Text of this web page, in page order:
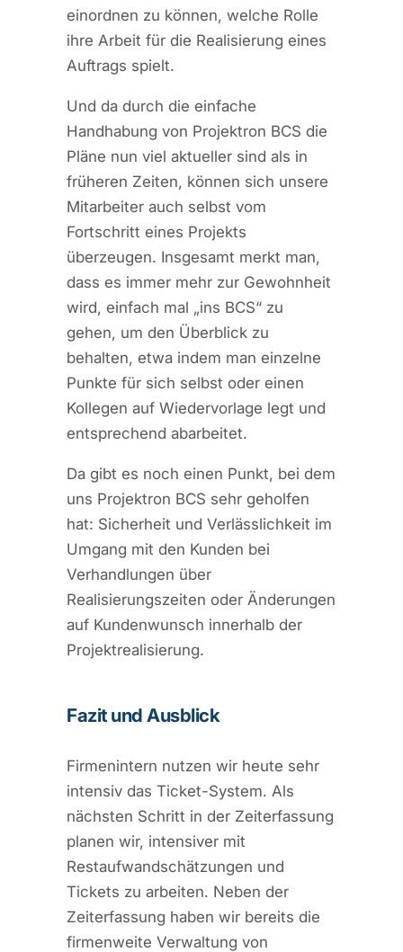
einordnen zu können, welche Rolle
ihre Arbeit für die Realisierung eines
Auftrags spielt.
Und da durch die einfache
Handhabung von Projektron BCS die
Pläne nun viel aktueller sind als in
früheren Zeiten, können sich unsere
Mitarbeiter auch selbst vom
Fortschritt eines Projekts
überzeugen. Insgesamt merkt man,
dass es immer mehr zur Gewohnheit
wird, einfach mal „ins BCS“ zu
gehen, um den Überblick zu
behalten, etwa indem man einzelne
Punkte für sich selbst oder einen
Kollegen auf Wiedervorlage legt und
entsprechend abarbeitet.
Da gibt es noch einen Punkt, bei dem
uns Projektron BCS sehr geholfen
hat: Sicherheit und Verlässlichkeit im
Umgang mit den Kunden bei
Verhandlungen über
Realisierungszeiten oder Änderungen
auf Kundenwunsch innerhalb der
Projektrealisierung.
Fazit und Ausblick
Firmenintern nutzen wir heute sehr
intensiv das Ticket-System. Als
nächsten Schritt in der Zeiterfassung
planen wir, intensiver mit
Restaufwandschätzungen und
Tickets zu arbeiten. Neben der
Zeiterfassung haben wir bereits die
firmenweite Verwaltung von